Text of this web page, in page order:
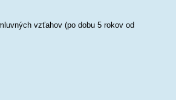
vzťahov (po dobu 5 rokov od